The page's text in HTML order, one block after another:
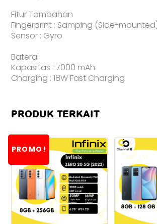
Fitur Tambahan
Fingerprint : Samping (Side-
Sensor : Gyro
Baterai
Kapasitas : 7000 mAh
Charging : 18W Fast Charging
PRODUK TERKAIT
PROMO!